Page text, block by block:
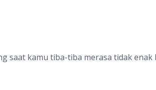
saat kamu tiba-tiba merasa tidak enak